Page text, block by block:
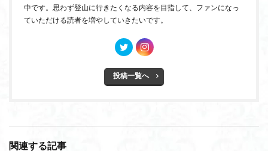
中です。思わず登山に行きたくなる内容を目指して、ファンになっ
ていただける読者を増やしていきたいです。
投稿一覧へ
関連する記事